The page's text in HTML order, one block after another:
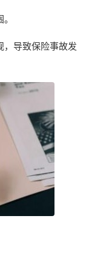
，导致保险事故发